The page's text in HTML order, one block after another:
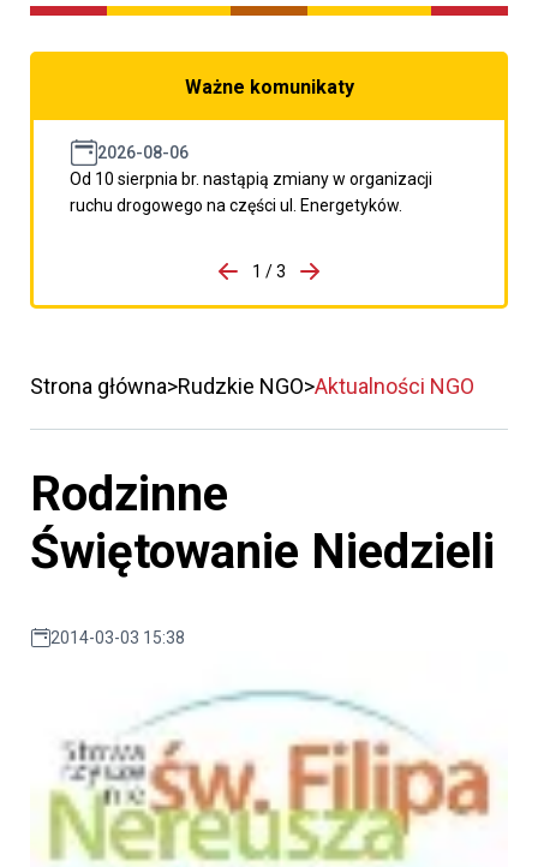
Ważne komunikaty
2026-08-06
Od 10 sierpnia br. nastąpią zmiany w organizacji
ruchu drogowego na części ul. Energetyków.
porzpedniego komunikatu
1 / 3
Przejdź do następnego
Strona główna Rudzkie NGO Aktualności NGO
Rodzinne
Świętowanie Niedzieli
2014-03-03 15:38